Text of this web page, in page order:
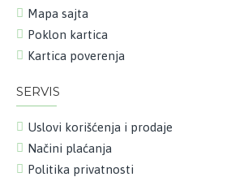
Mapa sajta
Poklon kartica
Kartica poverenja
SERVIS
Uslovi korišćenja i prodaje
Načini plaćanja
Politika privatnosti